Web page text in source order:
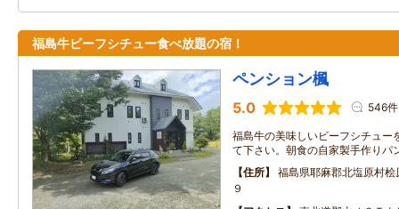
福島牛ビーフシチュー食べ放題の宿！
ペンション楓
5.0 546件
福島牛の美味しいビーフシチュー
て下さい。朝食の自家製手作りパ
住所
福島県耶麻郡北塩原村
９